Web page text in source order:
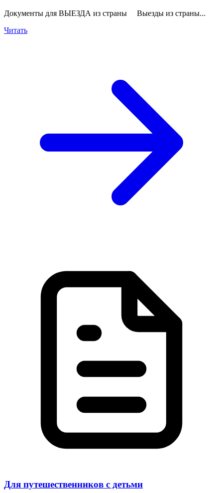
Документы для ВЫЕЗДА из страны Выезды из страны...
Читать
Для путешественников с детьми